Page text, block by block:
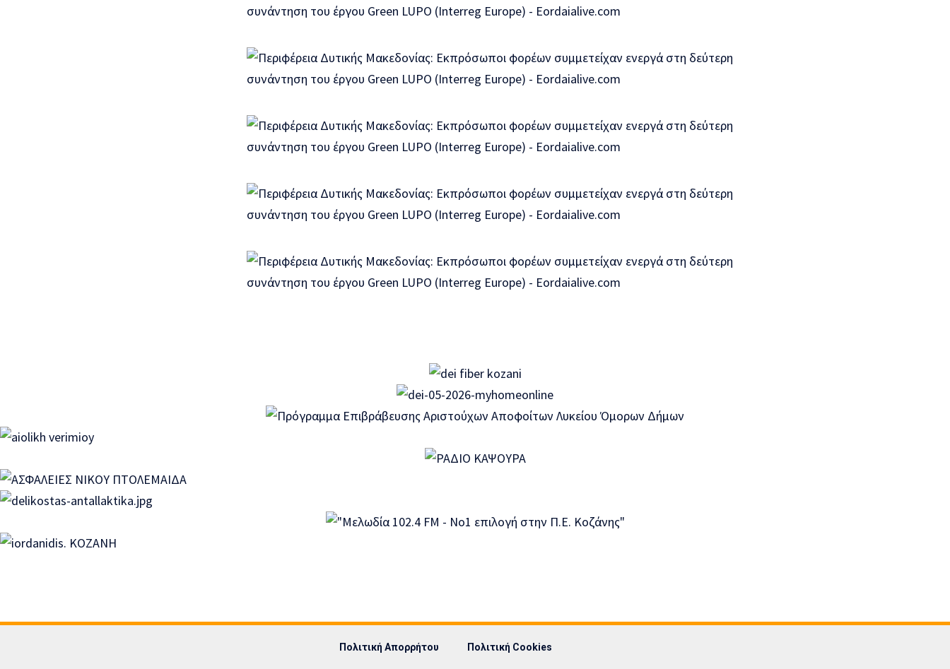
Πολιτική Απορρήτου Πολιτική Cookies